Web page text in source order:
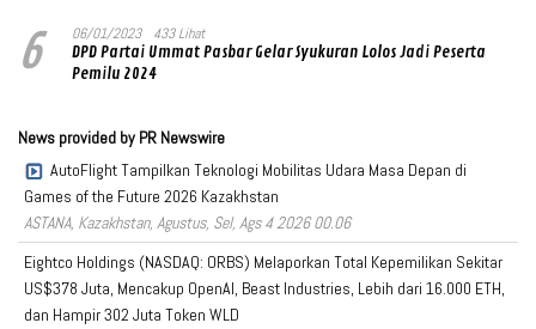
6 06/01/2023 433 Lihat
DPD Partai Ummat Pasbar Gelar Syukuran Lolos Jadi Peserta
Pemilu 2024
News provided by PR Newswire
AutoFlight Tampilkan Teknologi Mobilitas Udara Masa Depan di
Games of the Future 2026 Kazakhstan
ASTANA, Kazakhstan, Agustus, Sel, Ags 4 2026 00.06
Eightco Holdings (NASDAQ: ORBS) Melaporkan Total Kepemilikan Sekitar
US$378 Juta, Mencakup OpenAI, Beast Industries, Lebih dari 16.000 ETH,
dan Hampir 302 Juta Token WLD